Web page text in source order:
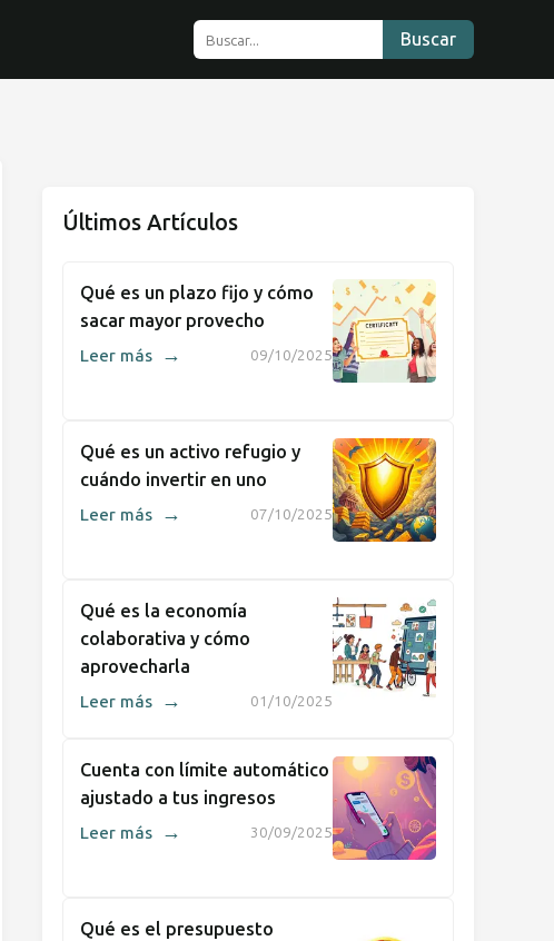
Buscar
Últimos Artículos
Qué es un plazo fijo y cómo
sacar mayor provecho
09/10/2025
Leer más →
Qué es un activo refugio y
cuándo invertir en uno
07/10/2025
Leer más →
Qué es la economía
colaborativa y cómo
aprovecharla
01/10/2025
Leer más →
Cuenta con límite automático
ajustado a tus ingresos
30/09/2025
Leer más →
Qué es el presupuesto